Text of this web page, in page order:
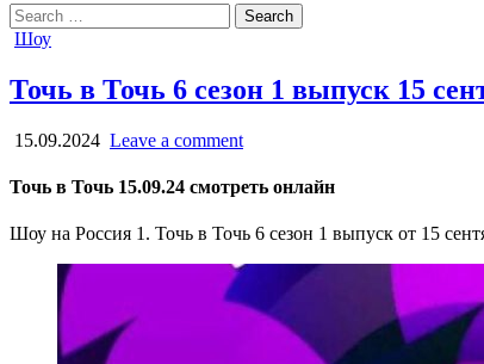
Search
for:
Posted
Шоу
Точь в Точь 6 сезон 1 выпуск 15
15.09.2024 Leave a comment
Точь в Точь 15.09.24 смотреть онлайн
Шоу на Россия 1. Точь в Точь 6 сезон 1 выпуск от 15